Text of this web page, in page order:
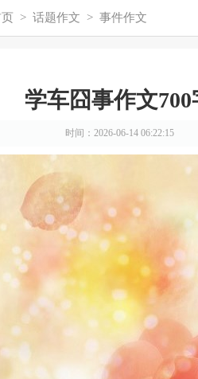
> 话题作文 > 事件作文
学车囧事作文700
时间：2026-06-14 06:22:15